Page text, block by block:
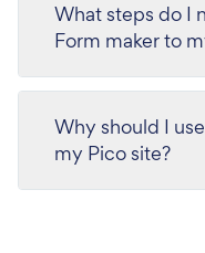
What steps do I
Form maker to
Why should I
my Pico site?